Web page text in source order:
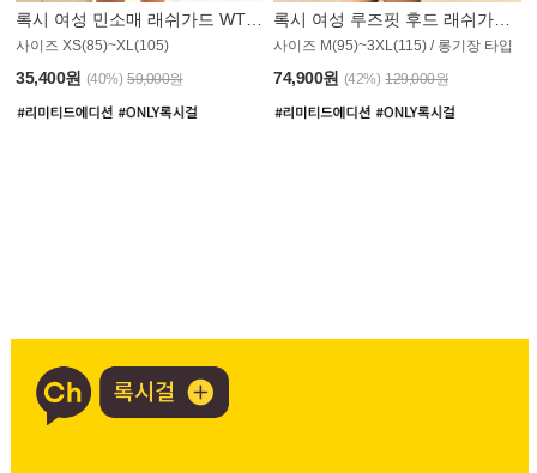
사이즈 XS(85)~XL(105)
35,400원 (40%) 59,000원
사이즈 M(95)~3XL(115) / 롱기장 타입
74,900원 (42%) 129,000원